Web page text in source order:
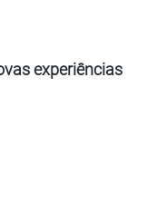
experiências